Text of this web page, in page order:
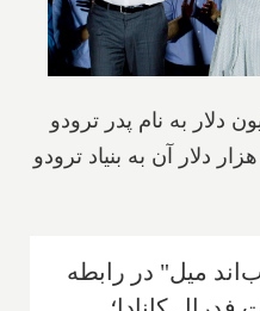
دلار به نام پدر ترودو
دلار آن به بنیاد ترودو
میل" در رابطه